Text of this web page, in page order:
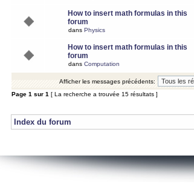
How to insert math formulas in this
forum
dans Physics
How to insert math formulas in this
forum
dans Computation
Afficher les messages précédents:
Page 1 sur 1 [ La recherche a trouvée 15 résultats ]
Index du forum